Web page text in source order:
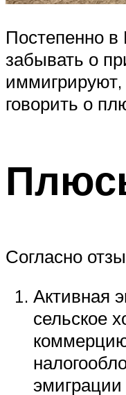
Постепенно
забывать о
говорить о
Согласно
Активная
сельское